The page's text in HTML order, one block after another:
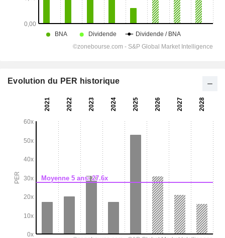
Evolution du PER historique